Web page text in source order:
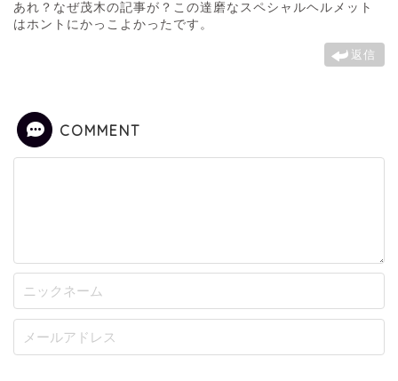
あれ？なぜ茂木の記事が？この達磨なスペシャルヘルメット
はホントにかっこよかったです。
返信
COMMENT